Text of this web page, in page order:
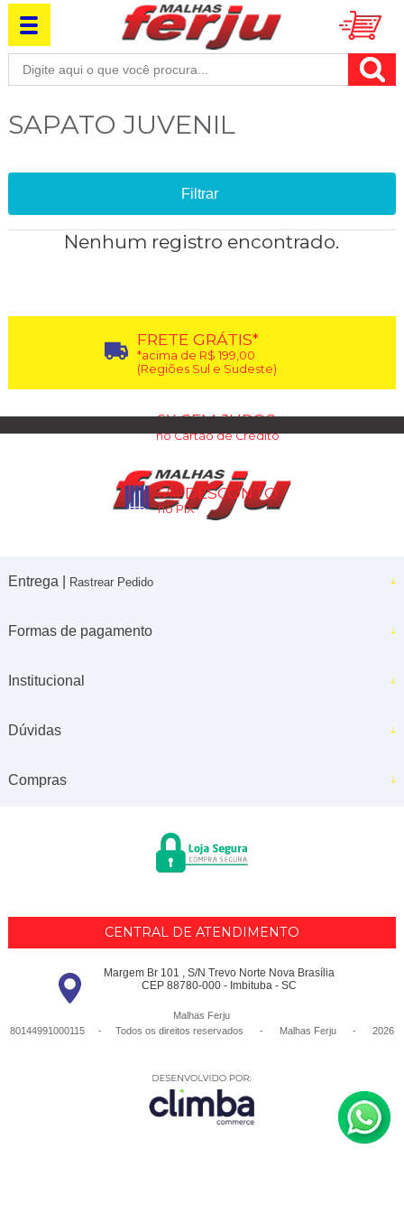
SAPATO JUVENIL
Filtrar
Nenhum registro encontrado.
FRETE GRÁTIS*
*acima de R$ 199,00
(Regiões Sul e Sudeste)
6X SEM JUROS
no Cartão de Crédito
5% DESCONTO
no PIX
Entrega | Rastrear Pedido
Formas de pagamento
Institucional
Dúvidas
Compras
CENTRAL DE ATENDIMENTO
Margem Br 101 , S/N Trevo Norte Nova Brasília
CEP 88780-000 - Imbituba - SC
Malhas Ferju
80144991000115 - Todos os direitos reservados
- Malhas Ferju - 2026